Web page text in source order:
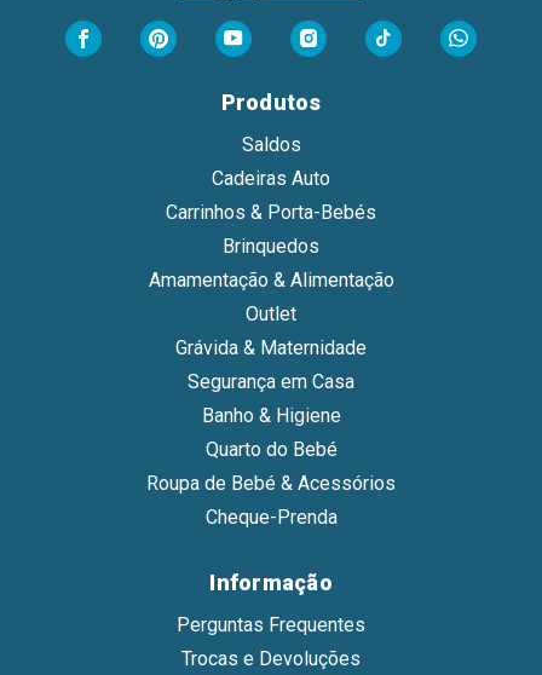
Produtos
Saldos
Cadeiras Auto
Carrinhos & Porta-Bebés
Brinquedos
Amamentação & Alimentação
Outlet
Grávida & Maternidade
Segurança em Casa
Banho & Higiene
Quarto do Bebé
Roupa de Bebé & Acessórios
Cheque-Prenda
Informação
Perguntas Frequentes
Trocas e Devoluções